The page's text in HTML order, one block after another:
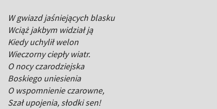
W gwiazd jaśniejących blasku
Wciąż jakbym widział ją
Kiedy uchylił welon
Wieczorny ciepły wiatr.
O nocy czarodziejska
Boskiego uniesienia
O wspomnienie czarowne,
Szał upojenia, słodki sen!